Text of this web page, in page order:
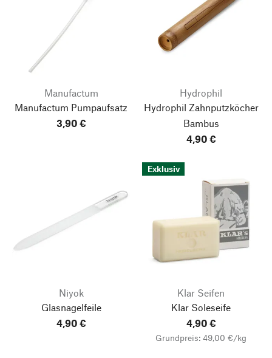
Manufactum
Manufactum Pumpaufsatz
3,90 €
Hydrophil
Hydrophil Zahnputzköcher
Bambus
4,90 €
Niyok
Glasnagelfeile
4,90 €
Exklusiv
Klar Seifen
Klar Soleseife
4,90 €
Grundpreis: 49,00 €/kg